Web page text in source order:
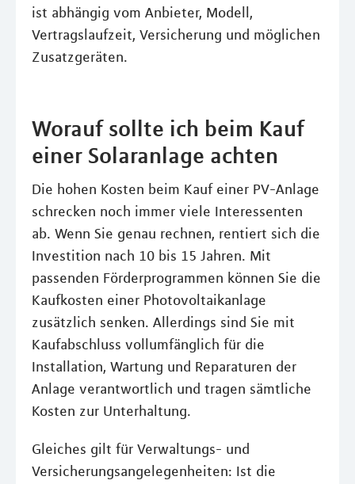
ist abhängig vom Anbieter, Modell,
Vertragslaufzeit, Versicherung und möglichen
Zusatzgeräten.
Worauf sollte ich beim Kauf
einer Solaranlage achten
Die hohen Kosten beim Kauf einer PV-Anlage
schrecken noch immer viele Interessenten
ab. Wenn Sie genau rechnen, rentiert sich die
Investition nach 10 bis 15 Jahren. Mit
passenden Förderprogrammen können Sie die
Kaufkosten einer Photovoltaikanlage
zusätzlich senken. Allerdings sind Sie mit
Kaufabschluss vollumfänglich für die
Installation, Wartung und Reparaturen der
Anlage verantwortlich und tragen sämtliche
Kosten zur Unterhaltung.
Gleiches gilt für Verwaltungs- und
Versicherungsangelegenheiten: Ist die